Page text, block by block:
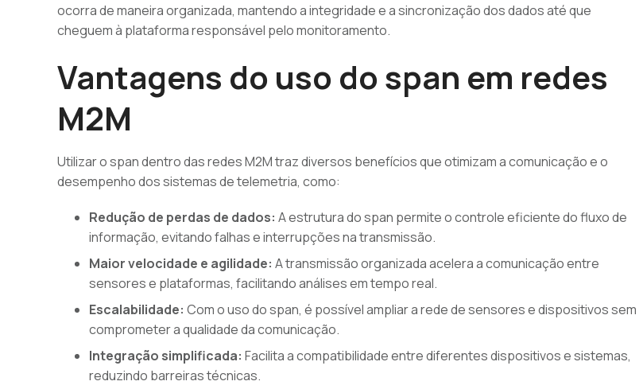
ocorra de maneira organizada, mantendo a integridade e a sincronização dos dados até que
cheguem à plataforma responsável pelo monitoramento.
Vantagens do uso do span em redes
M2M
Utilizar o span dentro das redes M2M traz diversos benefícios que otimizam a comunicação e o
desempenho dos sistemas de telemetria, como:
Redução de perdas de dados: A estrutura do span permite o controle eficiente do fluxo de
informação, evitando falhas e interrupções na transmissão.
Maior velocidade e agilidade: A transmissão organizada acelera a comunicação entre
sensores e plataformas, facilitando análises em tempo real.
Escalabilidade: Com o uso do span, é possível ampliar a rede de sensores e dispositivos sem
comprometer a qualidade da comunicação.
Integração simplificada: Facilita a compatibilidade entre diferentes dispositivos e sistemas,
reduzindo barreiras técnicas.